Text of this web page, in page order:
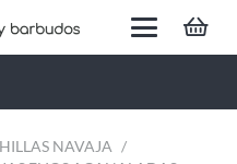
NAVAJA /